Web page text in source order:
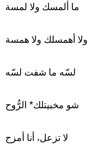
ما ألمسك ولا لمسة
ولا أهمسلك ولا همسة
لسّه ما شفت لسّه
شو مخبيتلك* الرُّوح
لا تزعل، أنا أمزح